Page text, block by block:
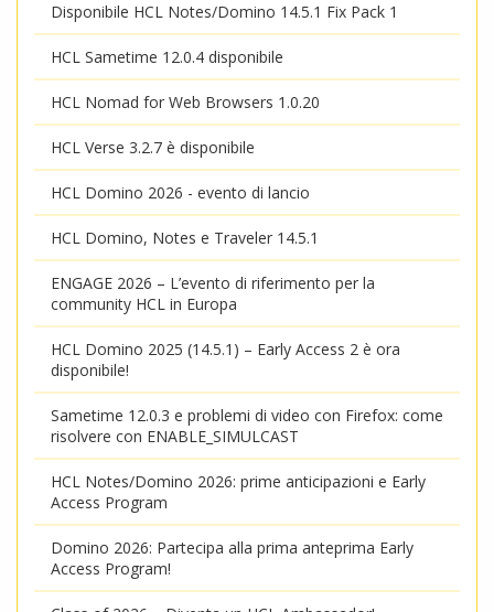
Disponibile HCL Notes/Domino 14.5.1 Fix Pack 1
HCL Sametime 12.0.4 disponibile
HCL Nomad for Web Browsers 1.0.20
HCL Verse 3.2.7 è disponibile
HCL Domino 2026 - evento di lancio
HCL Domino, Notes e Traveler 14.5.1
ENGAGE 2026 – L’evento di riferimento per la
community HCL in Europa
HCL Domino 2025 (14.5.1) – Early Access 2 è ora
disponibile!
Sametime 12.0.3 e problemi di video con Firefox: come
risolvere con ENABLE_SIMULCAST
HCL Notes/Domino 2026: prime anticipazioni e Early
Access Program
Domino 2026: Partecipa alla prima anteprima Early
Access Program!